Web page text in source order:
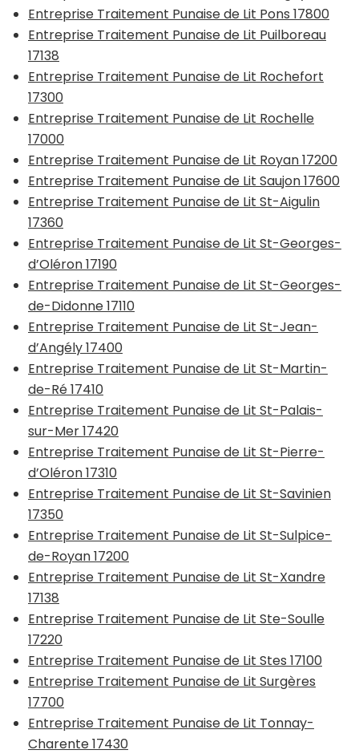
Entreprise Traitement Punaise de Lit Pons 17800
Entreprise Traitement Punaise de Lit Puilboreau
17138
Entreprise Traitement Punaise de Lit Rochefort
17300
Entreprise Traitement Punaise de Lit Rochelle
17000
Entreprise Traitement Punaise de Lit Royan 17200
Entreprise Traitement Punaise de Lit Saujon 17600
Entreprise Traitement Punaise de Lit St-Aigulin
17360
Entreprise Traitement Punaise de Lit St-Georges-
d’Oléron 17190
Entreprise Traitement Punaise de Lit St-Georges-
de-Didonne 17110
Entreprise Traitement Punaise de Lit St-Jean-
d’Angély 17400
Entreprise Traitement Punaise de Lit St-Martin-
de-Ré 17410
Entreprise Traitement Punaise de Lit St-Palais-
sur-Mer 17420
Entreprise Traitement Punaise de Lit St-Pierre-
d’Oléron 17310
Entreprise Traitement Punaise de Lit St-Savinien
17350
Entreprise Traitement Punaise de Lit St-Sulpice-
de-Royan 17200
Entreprise Traitement Punaise de Lit St-Xandre
17138
Entreprise Traitement Punaise de Lit Ste-Soulle
17220
Entreprise Traitement Punaise de Lit Stes 17100
Entreprise Traitement Punaise de Lit Surgères
17700
Entreprise Traitement Punaise de Lit Tonnay-
Charente 17430